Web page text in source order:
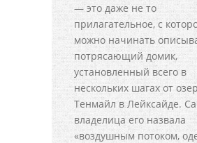
— это даже не то
прилагательное, с
можно начинать
потрясающий домик,
установленный всего в
нескольких шагах от
Тенмайл в Лейксайде.
владелица его назвала
«воздушным потоком,